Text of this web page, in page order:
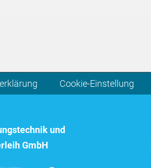
Cookie-Einstellung
und
GmbH